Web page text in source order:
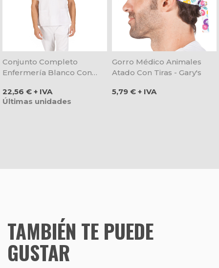
Conjunto Completo
Enfermería Blanco Con
Precio
22,56 € + IVA
Últimas unidades
Gorro Médico Animales
Atado Con Tiras - Gary's
Precio
5,79 € + IVA
TAMBIÉN TE PUEDE
GUSTAR